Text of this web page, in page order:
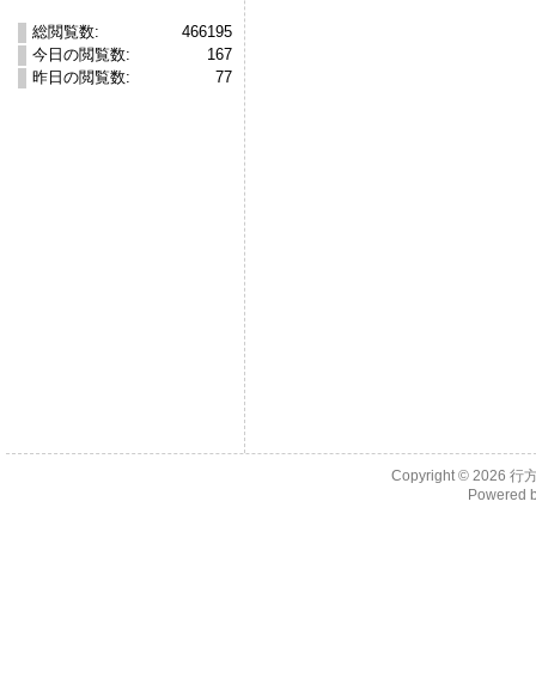
466195
総閲覧数:
167
今日の閲覧数:
77
昨日の閲覧数:
Copyright © 2026行
Powered